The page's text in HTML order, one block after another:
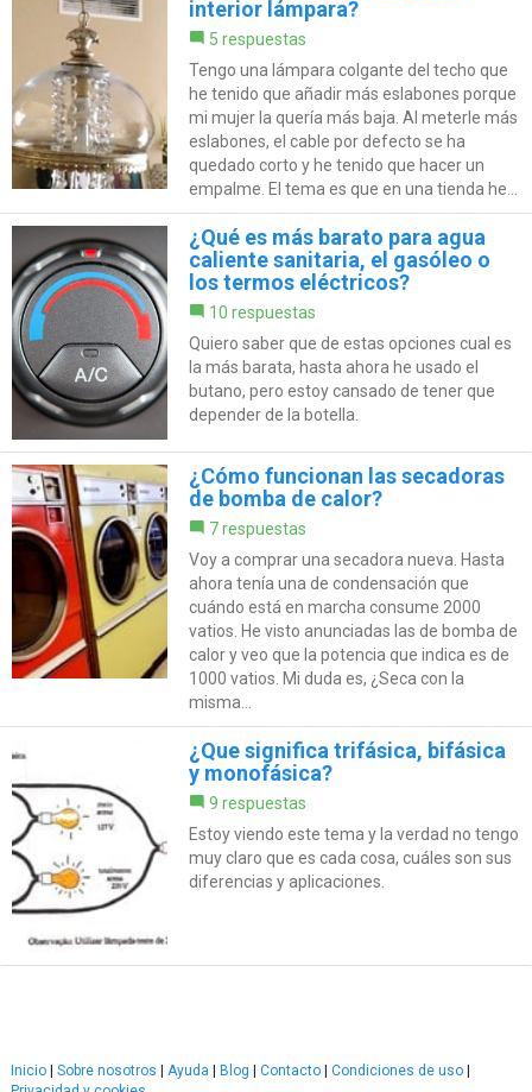
interior lámpara?
5 respuestas
Tengo una lámpara colgante del techo que
he tenido que añadir más eslabones porque
mi mujer la quería más baja. Al meterle más
eslabones, el cable por defecto se ha
quedado corto y he tenido que hacer un
empalme. El tema es que en una tienda he...
¿Qué es más barato para agua
caliente sanitaria, el gasóleo o
los termos eléctricos?
10 respuestas
Quiero saber que de estas opciones cual es
la más barata, hasta ahora he usado el
butano, pero estoy cansado de tener que
depender de la botella.
¿Cómo funcionan las secadoras
de bomba de calor?
7 respuestas
Voy a comprar una secadora nueva. Hasta
ahora tenía una de condensación que
cuándo está en marcha consume 2000
vatios. He visto anunciadas las de bomba de
calor y veo que la potencia que indica es de
1000 vatios. Mi duda es, ¿Seca con la
misma...
¿Que significa trifásica, bifásica
y monofásica?
9 respuestas
Estoy viendo este tema y la verdad no tengo
muy claro que es cada cosa, cuáles son sus
diferencias y aplicaciones.
Inicio | Sobre nosotros | Ayuda | Blog | Contacto | Condiciones de uso |